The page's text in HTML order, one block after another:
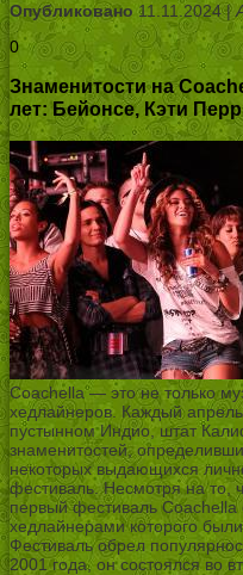
Опубликовано11.11.2024 |
0
Знаменитости на
лет: Бейонсе, Кэти
Coachella — это не только
хедлайнеров. Каждый
пустынном Индио, штат
знаменитостей,
некоторых выдающихся
фестиваль. Несмотря на то,
первый фестиваль Coachella
хедлайнерами которого
Фестиваль обрел
2001 года, он состоялся во